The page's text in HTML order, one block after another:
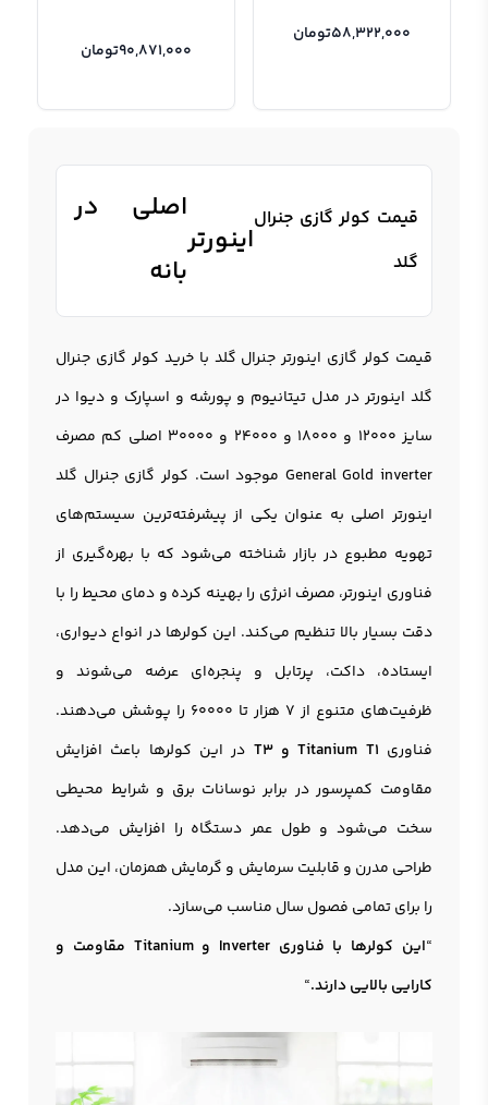
58,322,000تومان
90,871,000تومان
قیمت کولر گازی جنرال
گلد
اینورتر
اصلی در
بانه
قیمت کولر گازی اینورتر جنرال گلد با خرید کولر گازی جنرال
گلد اینورتر در مدل تیتانیوم و پورشه و اسپارک و دیوا در
سایز 12000 و 18000 و 24000 و 30000 اصلی کم مصرف
General Gold inverter موجود است.
کولر گازی جنرال گلد
اینورتراصلی به عنوان یکی از پیشرفته‌ترین سیستم‌های
تهویه مطبوع در بازار شناخته می‌شود که با بهره‌گیری از
فناوری اینورتر، مصرف انرژی را بهینه کرده و دمای محیط را با
دقت بسیار بالا تنظیم می‌کند. این کولرها در انواع دیواری،
ایستاده، داکت، پرتابل و پنجره‌ای عرضه می‌شوند و
ظرفیت‌های متنوع از ۷ هزار تا ۶۰۰۰۰ را پوشش می‌دهند.
فناوری Titanium T1 و T3
در این کولرها باعث افزایش
مقاومت کمپرسور در برابر نوسانات برق و شرایط محیطی
سخت می‌شود و طول عمر دستگاه را افزایش می‌دهد.
طراحی مدرن و قابلیت سرمایش و گرمایش همزمان، این مدل
را برای تمامی فصول سال مناسب می‌سازد.
“
این کولرها با فناوری Inverter و Titanium مقاومت و
کارایی بالایی دارند.“